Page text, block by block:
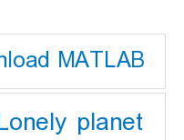
MATLAB
planet